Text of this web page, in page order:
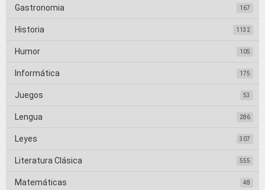
Gastronomia 167
Historia 1132
Humor 105
Informática 175
Juegos 53
Lengua 286
Leyes 307
Literatura Clásica 555
Matemáticas 48